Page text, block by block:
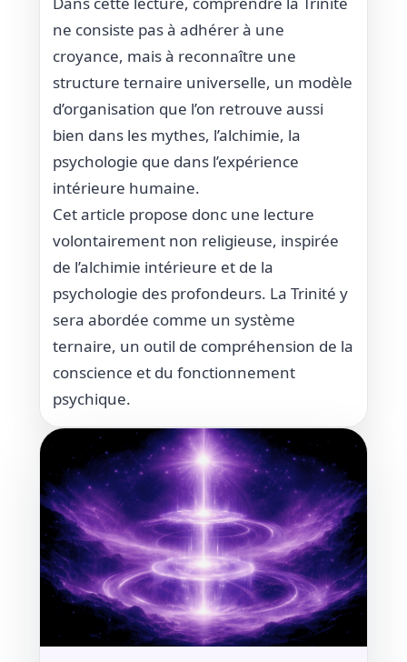
ne consiste pas à adhérer à une
croyance, mais à reconnaître une
structure ternaire universelle, un modèle
d’organisation que l’on retrouve aussi
bien dans les mythes, l’alchimie, la
psychologie que dans l’expérience
intérieure humaine.
Cet article propose donc une lecture
volontairement non religieuse, inspirée
de l’alchimie intérieure et de la
psychologie des profondeurs. La Trinité y
sera abordée comme un système
ternaire, un outil de compréhension de la
conscience et du fonctionnement
psychique.